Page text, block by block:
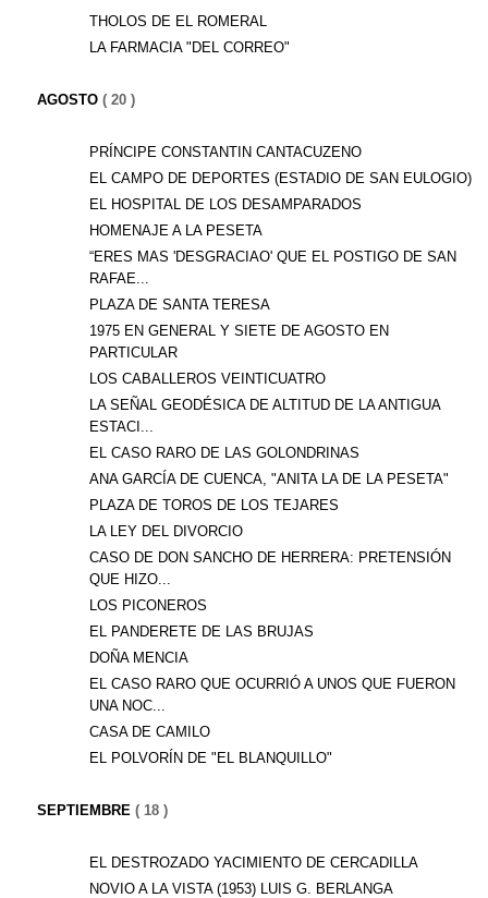
THOLOS DE EL ROMERAL
LA FARMACIA "DEL CORREO"
AGOSTO ( 20 )
PRÍNCIPE CONSTANTIN CANTACUZENO
EL CAMPO DE DEPORTES (ESTADIO DE SAN EULOGIO)
EL HOSPITAL DE LOS DESAMPARADOS
HOMENAJE A LA PESETA
“ERES MAS 'DESGRACIAO' QUE EL POSTIGO DE SAN
RAFAE...
PLAZA DE SANTA TERESA
1975 EN GENERAL Y SIETE DE AGOSTO EN
PARTICULAR
LOS CABALLEROS VEINTICUATRO
LA SEÑAL GEODÉSICA DE ALTITUD DE LA ANTIGUA
ESTACI...
EL CASO RARO DE LAS GOLONDRINAS
ANA GARCÍA DE CUENCA, "ANITA LA DE LA PESETA"
PLAZA DE TOROS DE LOS TEJARES
LA LEY DEL DIVORCIO
CASO DE DON SANCHO DE HERRERA: PRETENSIÓN
QUE HIZO...
LOS PICONEROS
EL PANDERETE DE LAS BRUJAS
DOÑA MENCIA
EL CASO RARO QUE OCURRIÓ A UNOS QUE FUERON
UNA NOC...
CASA DE CAMILO
EL POLVORÍN DE "EL BLANQUILLO"
SEPTIEMBRE ( 18 )
EL DESTROZADO YACIMIENTO DE CERCADILLA
NOVIO A LA VISTA (1953) LUIS G. BERLANGA